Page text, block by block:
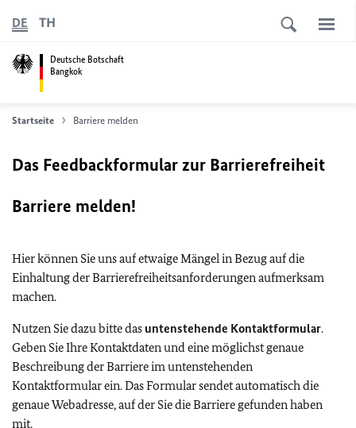
Deutsche Botschaft
Bangkok
DE TH
Startseite Barriere melden
Das Feedbackformular zur Barrierefreiheit
Barriere melden!
Hier können Sie uns auf etwaige Mängel in Bezug auf die
Einhaltung der Barrierefreiheitsanforderungen aufmerksam
machen.
Nutzen Sie dazu bitte das untenstehende Kontaktformular.
Geben Sie Ihre Kontaktdaten und eine möglichst genaue
Beschreibung der Barriere im untenstehenden
Kontaktformular ein. Das Formular sendet automatisch die
genaue Webadresse, auf der Sie die Barriere gefunden haben
mit.